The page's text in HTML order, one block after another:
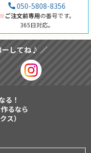
050-5808-8356
※ご注文前専用の番号です。
365日対応。
ーしてね♪ ／
る！
るなら
ス）